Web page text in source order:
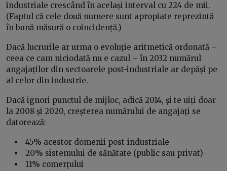
industriale crescând în același interval cu 224 de mii.
(Faptul că cele două numere sunt apropiate reprezintă
în bună măsură o coincidență.)
Dacă lucrurile ar urma o evoluție aritmetică ordonată –
ceea ce cam niciodată nu e cazul – în 2032 numărul
angajaților din sectoarele post-industriale ar depăși pe
al celor din industrie.
Dacă ignori punctul de mijloc, adică 2014, și te uiți doar
la 2008 și 2020, creșterea numărului de angajați se
datorează:
45% acestor domenii post-industriale
20% sistemului de sănătate (public sau privat)
11% comerțului